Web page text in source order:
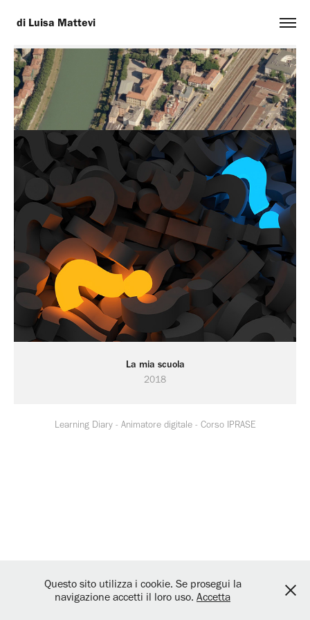
di Luisa Mattevi
La mia scuola
2018
Learning Diary - Animatore digitale - Corso IPRASE
Questo sito utilizza i cookie. Se prosegui la
navigazione accetti il loro uso. Accetta